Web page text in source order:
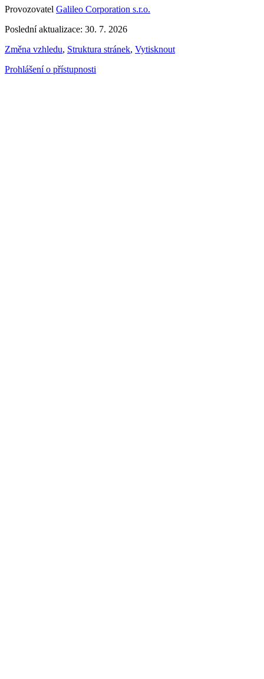
Provozovatel Galileo Corporation s.r.o.
Poslední aktualizace: 30. 7. 2026
Změna vzhledu, Struktura stránek, Vytisknout
Prohlášení o přístupnosti